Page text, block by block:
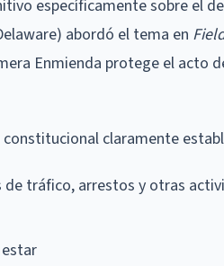
específicamente sobre el
abordó el tema en
Enmienda protege el acto
claramente
tráfico, arrestos y otras